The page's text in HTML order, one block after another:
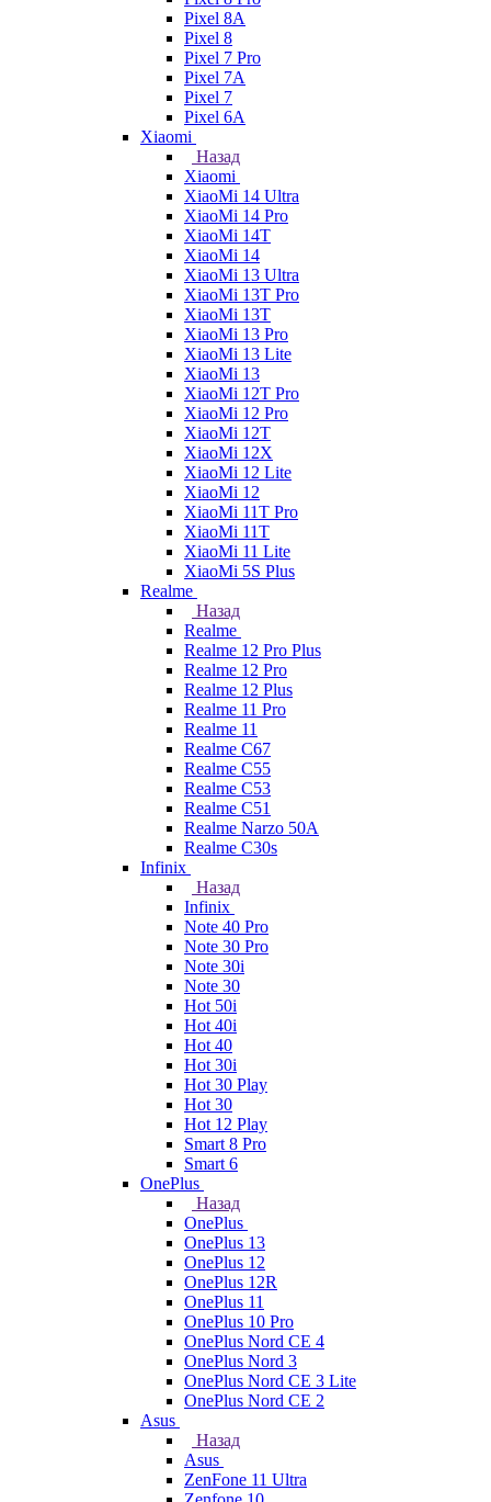
Pixel 8A
Pixel 8
Pixel 7 Pro
Pixel 7A
Pixel 7
Pixel 6A
Xiaomi
Назад
Xiaomi
XiaoMi 14 Ultra
XiaoMi 14 Pro
XiaoMi 14T
XiaoMi 14
XiaoMi 13 Ultra
XiaoMi 13T Pro
XiaoMi 13T
XiaoMi 13 Pro
XiaoMi 13 Lite
XiaoMi 13
XiaoMi 12T Pro
XiaoMi 12 Pro
XiaoMi 12T
XiaoMi 12X
XiaoMi 12 Lite
XiaoMi 12
XiaoMi 11T Pro
XiaoMi 11T
XiaoMi 11 Lite
XiaoMi 5S Plus
Realme
Назад
Realme
Realme 12 Pro Plus
Realme 12 Pro
Realme 12 Plus
Realme 11 Pro
Realme 11
Realme C67
Realme C55
Realme C53
Realme C51
Realme Narzo 50A
Realme C30s
Infinix
Назад
Infinix
Note 40 Pro
Note 30 Pro
Note 30i
Note 30
Hot 50i
Hot 40i
Hot 40
Hot 30i
Hot 30 Play
Hot 30
Hot 12 Play
Smart 8 Pro
Smart 6
OnePlus
Назад
OnePlus
OnePlus 13
OnePlus 12
OnePlus 12R
OnePlus 11
OnePlus 10 Pro
OnePlus Nord CE 4
OnePlus Nord 3
OnePlus Nord CE 3 Lite
OnePlus Nord CE 2
Asus
Назад
Asus
ZenFone 11 Ultra